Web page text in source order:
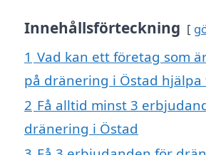
Innehållsförteckning
1 Vad kan ett företag som
på dränering i Östad hjälpa
2 Få alltid minst 3
dränering i Östad